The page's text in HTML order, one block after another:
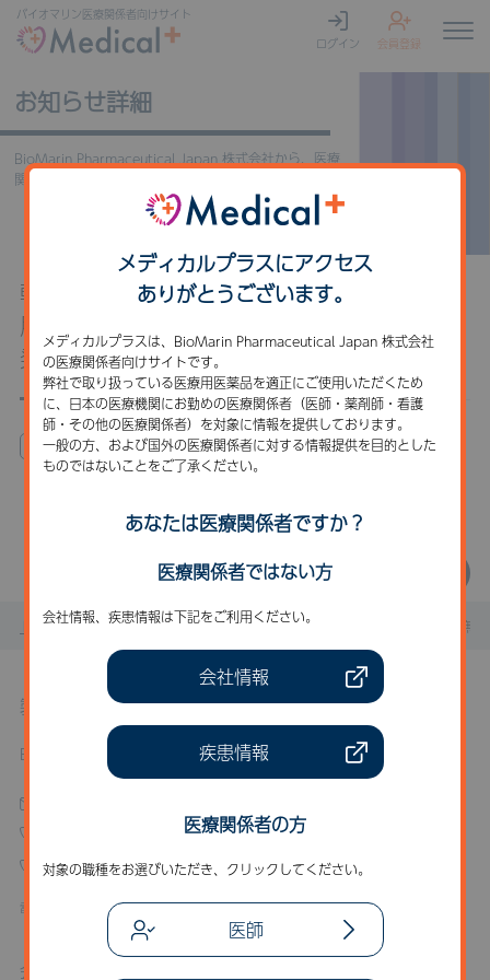
バイオマリン医療関係者向けサイト
ログイン
会員登録
お知らせ詳細
BioMarin Pharmaceutical Japan 株式会社から、医療
関係者の皆様へのご案内です。
軟骨無形成症治療薬「ボックスゾゴ®皮下注
用 0.4mg/0.56mg/1.2mg」薬価収載及び新
発売のお知らせ
製品に関するお知らせ
一覧に戻る
トップページ お知らせ 製品に関するお知らせ 軟骨
会員に関するお問い合わせ
製品に関するお問い合わせ
BioMarin Pharmaceutical Japan 株式会社
0120-555-386
電話受付時間 平日9:00～17:00
メディカルプラスにアクセス
ありがとうございます。
メディカルプラスは、BioMarin Pharmaceutical Japan 株式会社
の医療関係者向けサイトです。
弊社で取り扱っている医療用医薬品を適正にご使用いただくため
に、日本の医療機関にお勤めの医療関係者（医師・薬剤師・看護
師・その他の医療関係者）を対象に情報を提供しております。
一般の方、および国外の医療関係者に対する情報提供を目的とした
ものではないことをご了承ください。
あなたは医療関係者ですか？
医療関係者ではない方
会社情報、疾患情報は下記をご利用ください。
会社情報
疾患情報
医療関係者の方
対象の職種をお選びいただき、クリックしてください。
医師